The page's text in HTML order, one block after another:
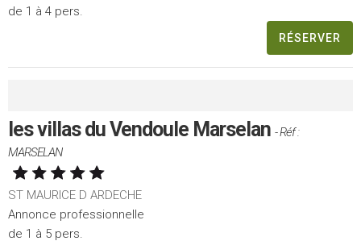
de 1 à 4 pers.
RÉSERVER
les villas du Vendoule Marselan - Réf :
MARSELAN
ST MAURICE D ARDECHE
Annonce professionnelle
de 1 à 5 pers.